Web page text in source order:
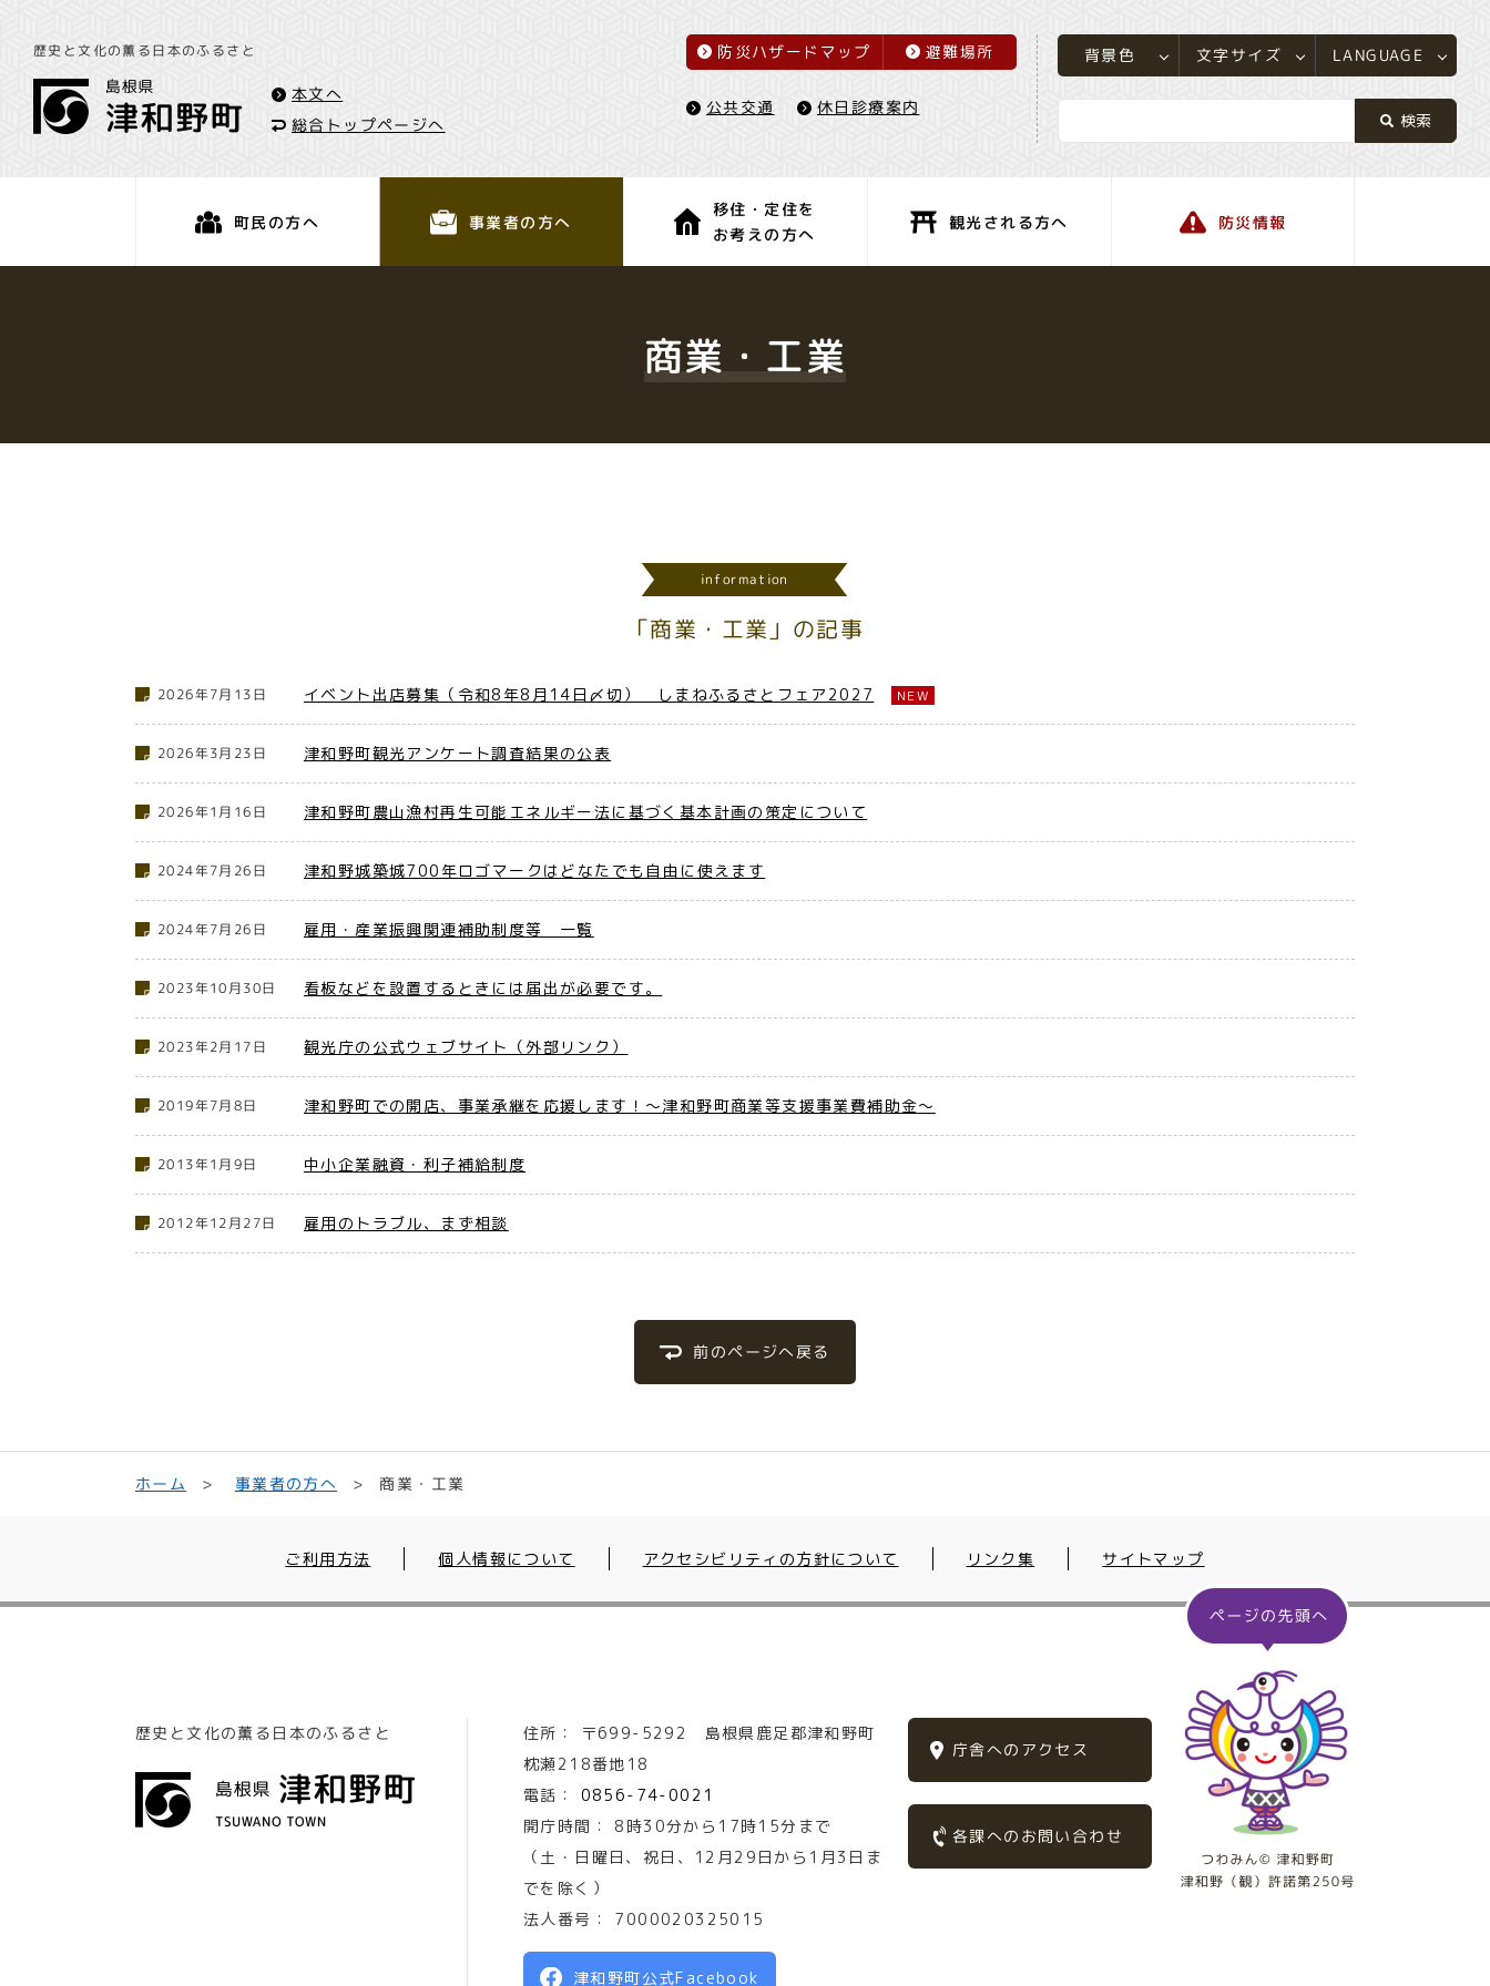
歴史と文化の薫る日本のふるさと
本文へ
総合トップページへ
防災ハザードマップ 避難場所
公共交通 休日診療案内
背景色 文字サイズ LANGUAGE
町民の方へ 事業者の方へ
移住・定住を
お考えの方へ
観光される方へ 防災情報
商業・工業
information
「商業・工業」の記事
2026年7月13日 イベント出店募集（令和8年8月14日〆切） しまねふるさとフェア2027 NEW
2026年3月23日 津和野町観光アンケート調査結果の公表
2026年1月16日 津和野町農山漁村再生可能エネルギー法に基づく基本計画の策定について
2024年7月26日 津和野城築城700年ロゴマークはどなたでも自由に使えます
2024年7月26日 雇用・産業振興関連補助制度等 一覧
2023年10月30日 看板などを設置するときには届出が必要です。
2023年2月17日 観光庁の公式ウェブサイト（外部リンク）
2019年7月8日 津和野町での開店、事業承継を応援します！～津和野町商業等支援事業費補助金～
2013年1月9日 中小企業融資・利子補給制度
2012年12月27日 雇用のトラブル、まず相談
前のページへ戻る
ホーム 事業者の方へ 商業・工業
ご利用方法 個人情報について アクセシビリティの方針について リンク集 サイトマップ
歴史と文化の薫る日本のふるさと 住所： 〒699-5292 島根県鹿足郡津和野町
枕瀬218番地18
電話：
0856-74-0021
開庁時間：
8時30分から17時15分まで
（土・日曜日、祝日、12月29日から1月3日ま
でを除く）
法人番号：
7000020325015
津和野町公式Facebook
庁舎へのアクセス
各課へのお問い合わせ